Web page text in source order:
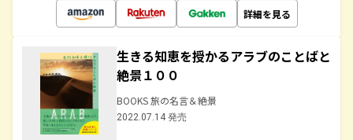
詳細を見る
生きる知恵を授かるアラブのことばと
絶景１００
BOOKS 旅の名言＆絶景
2022.07.14 発売